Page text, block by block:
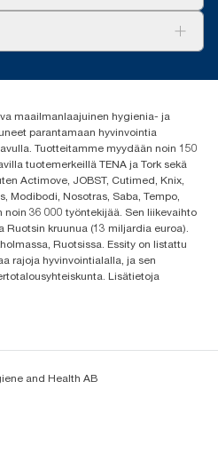
maailmanlaajuinen hygienia- ja
parantamaan hyvinvointia
Tuotteitamme myydään noin 150
tuotemerkeillä TENA ja Tork sekä
Actimove, JOBST, Cutimed, Knix,
Modibodi, Nosotras, Saba, Tempo,
noin 36 000 työntekijää. Sen liikevaihto
Ruotsin kruunua (13 miljardia euroa).
Ruotsissa. Essity on listattu
rajoja hyvinvointialalla, ja sen
Lisätietoja
and Health AB